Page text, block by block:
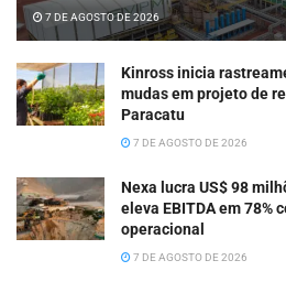
7 DE AGOSTO DE 2026
Kinross inicia
mudas em projeto de
Paracatu
7 DE AGOSTO DE 2026
Nexa lucra US$ 98
eleva EBITDA em 78%
operacional
7 DE AGOSTO DE 2026